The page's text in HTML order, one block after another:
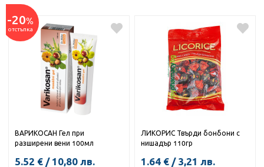
-20%
отстъпка
ВАРИКОСАН Гел при
разширени вени 100мл
5.52 € / 10,80 лв.
ЛИКОРИС Твърди бонбони с
нишадър 110гр
1.64 € / 3,21 лв.